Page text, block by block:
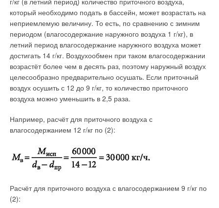
который необходимо подать в бассейн, может возрастать на
неприемлемую величину. То есть, по сравнению с зимним
периодом (влагосодержание наружного воздуха 1 г/кг), в
летний период влагосодержание наружного воздуха может
достигать 14 г/кг. Воздухообмен при таком влагосодержании
возрастёт более чем в десять раз, поэтому наружный воздух
целесообразно предварительно осушать. Если приточный
воздух осушить с 12 до 9 г/кг, то количество приточного
воздуха можно уменьшить в 2,5 раза.
Например, расчёт для приточного воздуха с
влагосодержанием 12 г/кг по (2):
Расчёт для приточного воздуха с влагосодержанием 9 г/кг по
(2):